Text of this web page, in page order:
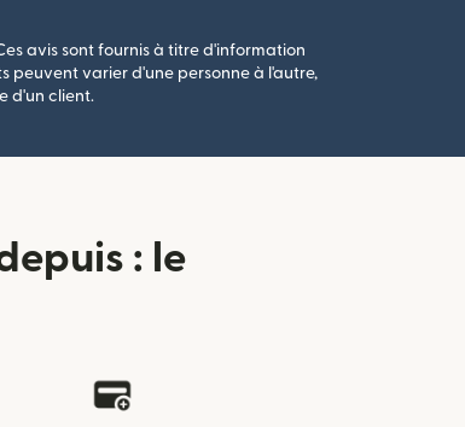
avis sont fournis à titre d'information
peuvent varier d'une personne à l'autre,
d'un client.
: le